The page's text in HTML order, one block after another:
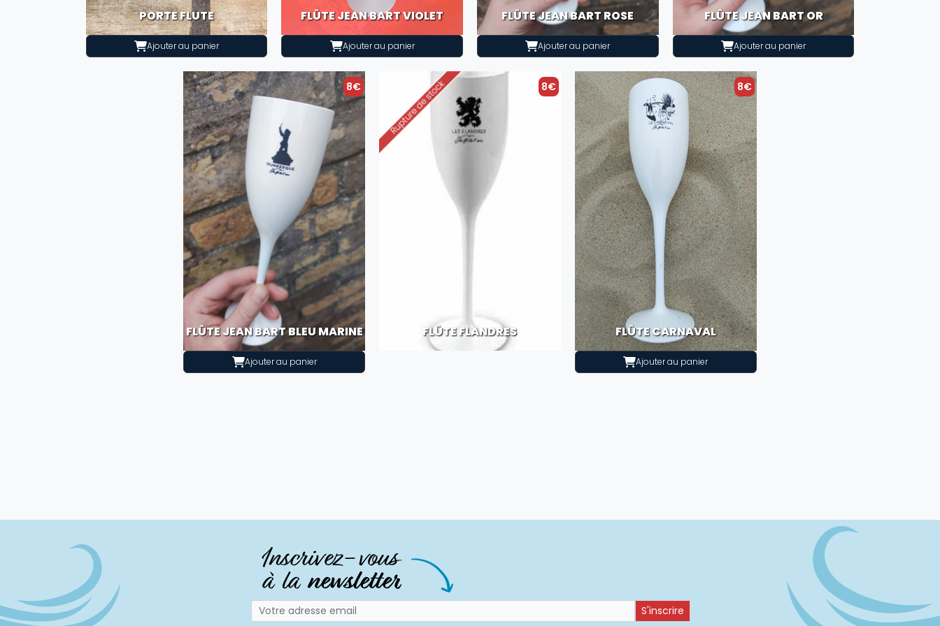
PORTE FLUTE
Ajouter au panier
FLÛTE JEAN BART VIOLET
Ajouter au panier
FLÛTE JEAN BART ROSE
Ajouter au panier
FLÛTE JEAN BART OR
Ajouter au panier
FLÛTE JEAN BART BLEU MARINE
8€
Ajouter au panier
FLÛTE FLANDRES
8€
FLÛTE CARNAVAL
8€
Ajouter au panier
S'inscrire